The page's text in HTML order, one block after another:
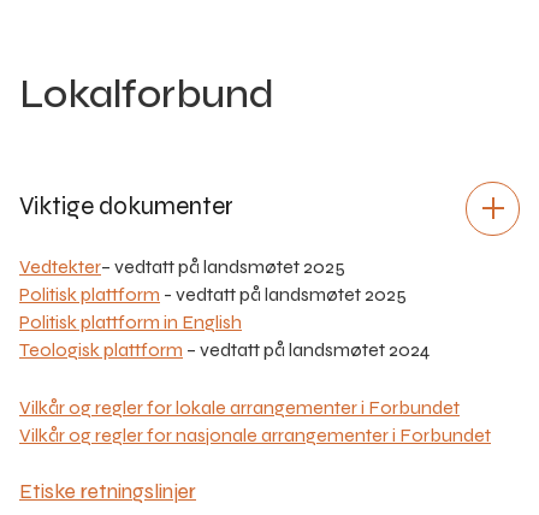
Lokalforbund
Viktige dokumenter
Vedtekter– vedtatt på landsmøtet 2025
Politisk plattform - vedtatt på landsmøtet 2025
Politisk plattform in English
Teologisk plattform – vedtatt på landsmøtet 2024
Vilkår og regler for lokale arrangementer i Forbundet
Vilkår og regler for nasjonale arrangementer i Forbundet
Etiske retningslinjer